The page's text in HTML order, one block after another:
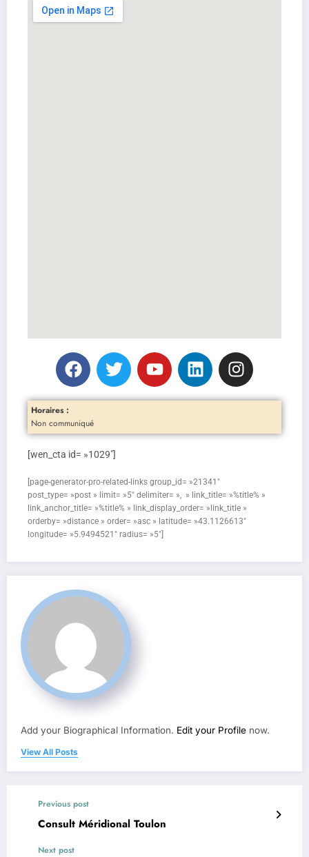
Horaires :
Non communiqué
[wen_cta id= »1029″]
[page-generator-pro-related-links group_id= »21341″
post_type= »post » limit= »5″ delimiter= », » link_title= »%title% »
link_anchor_title= »%title% » link_display_order= »link_title »
orderby= »distance » order= »asc » latitude= »43.1126613″
longitude= »5.9494521″ radius= »5″]
Add your Biographical Information. Edit your Profile now.
View All Posts
Previous post
Consult Méridional Toulon
Next post